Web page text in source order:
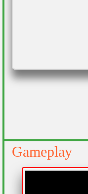
Gameplay